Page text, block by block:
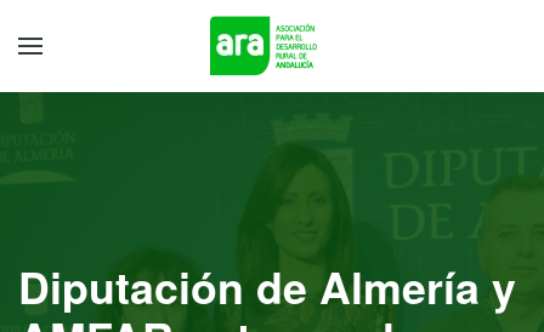
Diputación de Almería y